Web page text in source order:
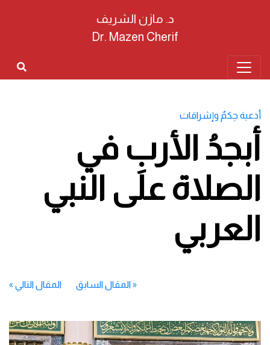
د. مازن الشريف
Dr. Mazen Cherif
أدعية حِكمٌ وإشراقات
أبجدُ الأربِ في
الصلاة على النبي
العربي
«المقال السابق المقال التالي »